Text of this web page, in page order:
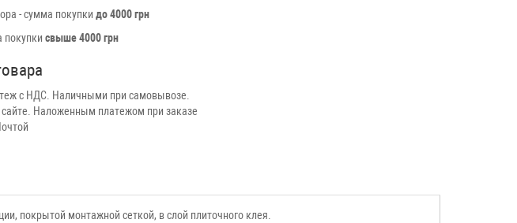
- сумма покупки до 4000 грн
покупки свыше 4000 грн
с НДС. Наличными при самовывозе.
сайте. Наложенным платежом при заказе
покрытой монтажной сеткой, в слой плиточного клея.